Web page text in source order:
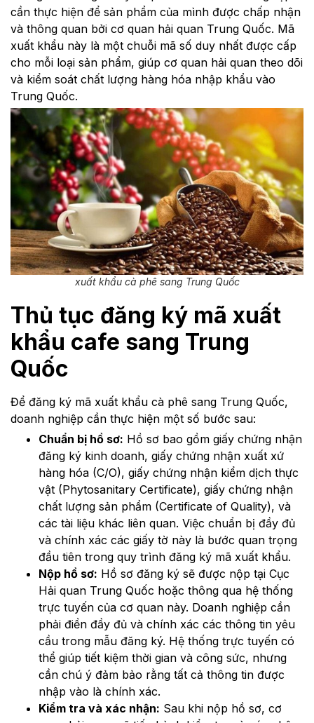
cần thực hiện để sản phẩm của mình được chấp nhận
và thông quan bởi cơ quan hải quan Trung Quốc. Mã
xuất khẩu này là một chuỗi mã số duy nhất được cấp
cho mỗi loại sản phẩm, giúp cơ quan hải quan theo dõi
và kiểm soát chất lượng hàng hóa nhập khẩu vào
Trung Quốc.
xuất khẩu cà phê sang Trung Quốc
Thủ tục đăng ký mã xuất
khẩu cafe sang Trung
Quốc
Để đăng ký mã xuất khẩu cà phê sang Trung Quốc,
doanh nghiệp cần thực hiện một số bước sau:
Chuẩn bị hồ sơ: Hồ sơ bao gồm giấy chứng nhận
đăng ký kinh doanh, giấy chứng nhận xuất xứ
hàng hóa (C/O), giấy chứng nhận kiểm dịch thực
vật (Phytosanitary Certificate), giấy chứng nhận
chất lượng sản phẩm (Certificate of Quality), và
các tài liệu khác liên quan. Việc chuẩn bị đầy đủ
và chính xác các giấy tờ này là bước quan trọng
đầu tiên trong quy trình đăng ký mã xuất khẩu.
Nộp hồ sơ: Hồ sơ đăng ký sẽ được nộp tại Cục
Hải quan Trung Quốc hoặc thông qua hệ thống
trực tuyến của cơ quan này. Doanh nghiệp cần
phải điền đầy đủ và chính xác các thông tin yêu
cầu trong mẫu đăng ký. Hệ thống trực tuyến có
thể giúp tiết kiệm thời gian và công sức, nhưng
cần chú ý đảm bảo rằng tất cả thông tin được
nhập vào là chính xác.
Kiểm tra và xác nhận: Sau khi nộp hồ sơ, cơ